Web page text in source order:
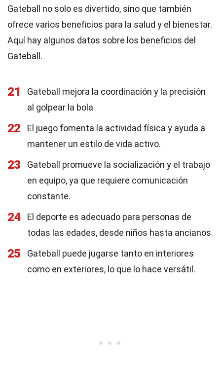
Gateball no solo es divertido, sino que también
ofrece varios beneficios para la salud y el bienestar.
Aquí hay algunos datos sobre los beneficios del
Gateball.
21
Gateball mejora la coordinación y la precisión
al golpear la bola.
22
El juego fomenta la actividad física y ayuda a
mantener un estilo de vida activo.
23
Gateball promueve la socialización y el trabajo
en equipo, ya que requiere comunicación
constante.
24
El deporte es adecuado para personas de
todas las edades, desde niños hasta ancianos.
25
Gateball puede jugarse tanto en interiores
como en exteriores, lo que lo hace versátil.